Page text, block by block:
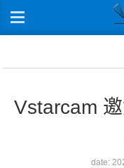
Vstarcam
date: